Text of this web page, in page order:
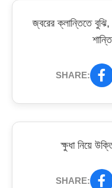
জ্বরের ক্লান্তিতে
SHARE:
ক্ষুধা নিয়ে
SHARE: